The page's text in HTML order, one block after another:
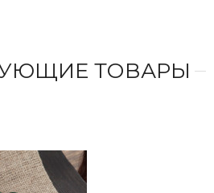
ТОВАРЫ